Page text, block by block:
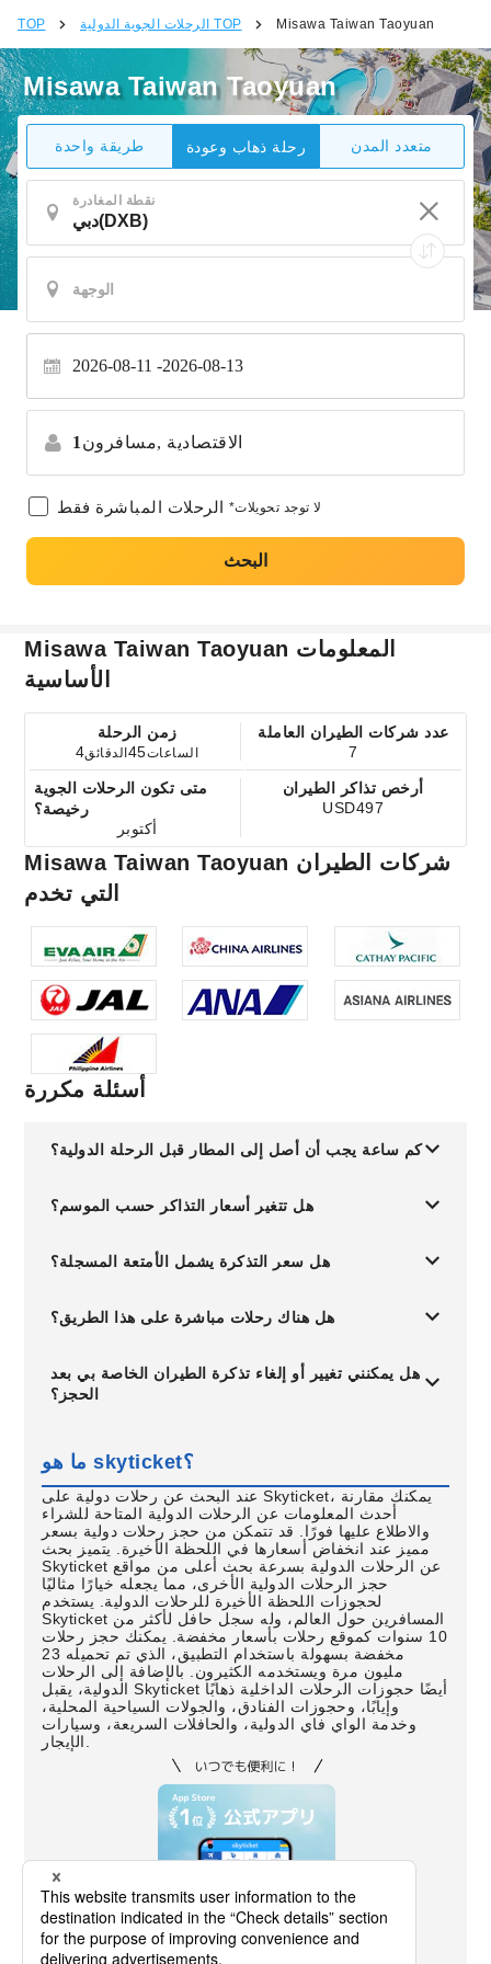
TOP الرحلات الجوية الدولية TOP Misawa Taiwan Taoyuan
Misawa Taiwan Taoyuan
طريقة واحدة رحلة ذهاب وعودة متعدد المدن
نقطة المغادرة
2026-08-11 2026-08-13
1 مسافرون, الاقتصادية
الرحلات المباشرة فقط *لا توجد تحويلات
البحث
Misawa Taiwan Taoyuan المعلومات
الأساسية
زمن الرحلة
4
الساعات45 الدقائق
عدد شركات الطيران العاملة
7
متى تكون الرحلات الجوية
رخيصة؟
أكتوبر
أرخص تذاكر الطيران
USD497
Misawa Taiwan Taoyuan شركات الطيران
التي تخدم
أسئلة مكررة
كم ساعة يجب أن أصل إلى المطار قبل الرحلة الدولية؟
هل تتغير أسعار التذاكر حسب الموسم؟
هل سعر التذكرة يشمل الأمتعة المسجلة؟
هل هناك رحلات مباشرة على هذا الطريق؟
هل يمكنني تغيير أو إلغاء تذكرة الطيران الخاصة بي بعد
الحجز؟
ما هو skyticket؟
عند البحث عن رحلات دولية على Skyticket، يمكنك مقارنة
أحدث المعلومات عن الرحلات الدولية المتاحة للشراء
والاطلاع عليها فورًا. قد تتمكن من حجز رحلات دولية بسعر
مميز عند انخفاض أسعارها في اللحظة الأخيرة. يتميز بحث
Skyticket عن الرحلات الدولية بسرعة بحث أعلى من مواقع
حجز الرحلات الدولية الأخرى، مما يجعله خيارًا مثاليًا
لحجوزات اللحظة الأخيرة للرحلات الدولية. يستخدم
Skyticket المسافرين حول العالم، وله سجل حافل لأكثر من
10 سنوات كموقع رحلات بأسعار مخفضة. يمكنك حجز رحلات
مخفضة بسهولة باستخدام التطبيق، الذي تم تحميله 23
مليون مرة ويستخدمه الكثيرون. بالإضافة إلى الرحلات
الدولية، يقبل Skyticket أيضًا حجوزات الرحلات الداخلية ذهابًا
وإيابًا، وحجوزات الفنادق، والجولات السياحية المحلية،
وخدمة الواي فاي الدولية، والحافلات السريعة، وسيارات